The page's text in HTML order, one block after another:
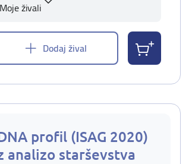
Moje živali
Dodaj žival
profil (ISAG 2020)
analizo starševstva